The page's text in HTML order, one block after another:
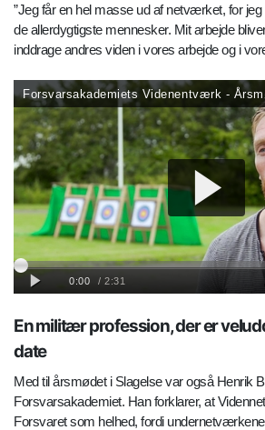
”Jeg får en hel masse ud af netværket, for
de allerdygtigste mennesker. Mit arbejde
inddrage andres viden i vores arbejde og i
En militær profession, der er
date
Med til årsmødet i Slagelse var også Henrik
Forsvarsakademiet. Han forklarer, at
Forsvaret som helhed, fordi